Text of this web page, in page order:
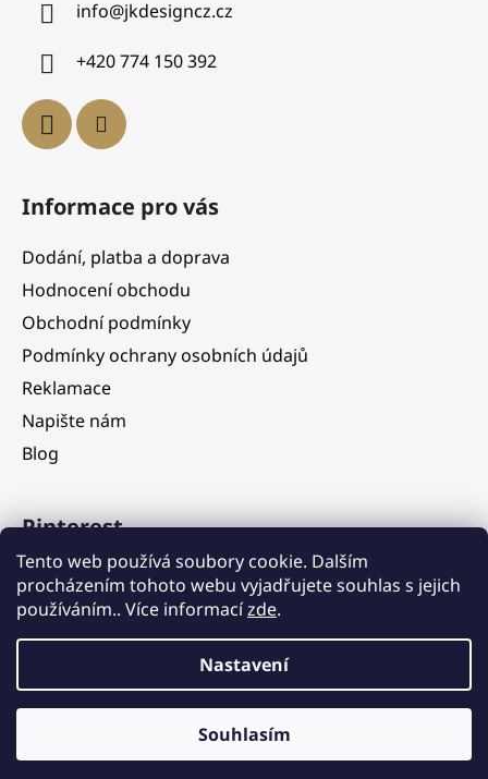
Tento web používá soubory cookie. Dalším
procházením tohoto webu vyjadřujete souhlas s jejich
používáním.. Více informacízde.
Nastavení
Souhlasím
Vážení zákazníci, ve dnech 5. 8. – 11. 8. 2026 čerpáme dovolenou.
V tomto období budou objednávky nadále přijímány, jejich
expedice však bude dočasně pozastavena. Postupné vyřizování a
odesílání objednávek zahájíme od 12. 8. 2026 v pořadí, v jakém
info@jkdesigncz.cz
+420 774 150 392
Informace pro vás
Dodání, platba a doprava
Hodnocení obchodu
Obchodní podmínky
Podmínky ochrany osobních údajů
Reklamace
Napište nám
Blog
Pinterest
Vytvořil Shoptet
Copyright 2026JK design. Všechna práva vyhrazena.